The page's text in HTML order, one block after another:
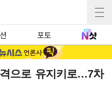
포토
으로 유지키로…7차